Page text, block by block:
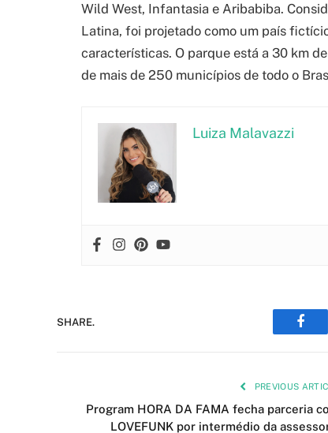
Wild West, Infantasia e Aribabiba.
Latina, foi projetado como um país
características. O parque está a 30 km
de mais de 250 municípios de todo o
Luiza Malavazzi
SHARE.
PREVIOUS
Program HORA DA FAMA fecha parceria
LOVEFUNK por intermédio da